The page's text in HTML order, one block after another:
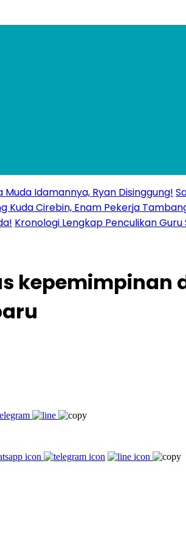
Idamannya, Ryan Disinggung!
Kuda Cirebin, Enam Pekerja
Kronologi Lengkap Penculikan
kepemimpinan